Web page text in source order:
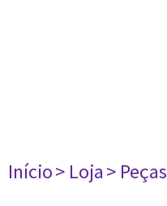
Início> Loja> Peças